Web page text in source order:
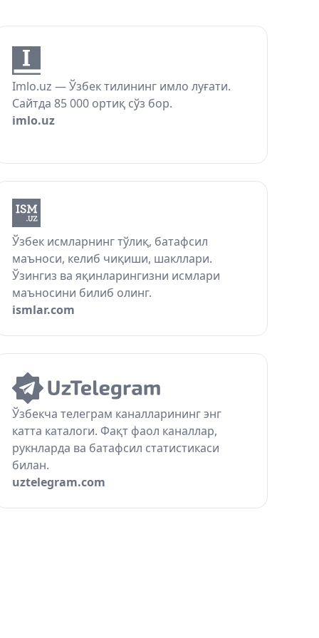
Imlo.uz — Ўзбек тилининг имло луғати.
Сайтда 85 000 ортиқ сўз бор.
imlo.uz
Ўзбек исмларнинг тўлиқ, батафсил
маъноси, келиб чиқиши, шакллари.
Ўзингиз ва яқинларингизни исмлари
маъносини билиб олинг.
ismlar.com
Ўзбекча телеграм каналларининг энг
катта каталоги. Фақт фаол каналлар,
рукнларда ва батафсил статистикаси
билан.
uztelegram.com